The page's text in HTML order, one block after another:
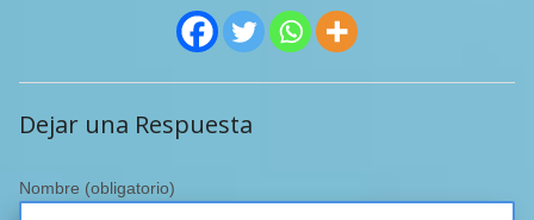
Dejar una Respuesta
Nombre (obligatorio)